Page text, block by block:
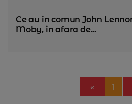
Ce au in comun John
Moby, in afara de...
« Previous
1